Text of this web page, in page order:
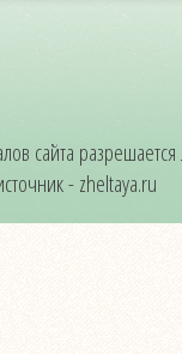
сайта
- zheltaya.ru